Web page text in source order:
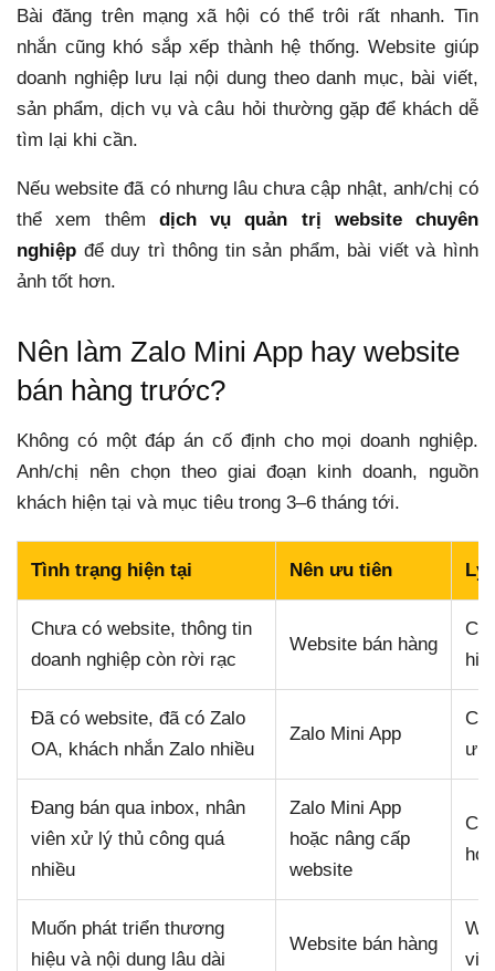
Bài đăng trên mạng xã hội có thể trôi rất nhanh. Tin
nhắn cũng khó sắp xếp thành hệ thống. Website giúp
doanh nghiệp lưu lại nội dung theo danh mục, bài viết,
sản phẩm, dịch vụ và câu hỏi thường gặp để khách dễ
tìm lại khi cần.
Nếu website đã có nhưng lâu chưa cập nhật, anh/chị có
thể xem thêm dịch vụ quản trị website chuyên
nghiệp để duy trì thông tin sản phẩm, bài viết và hình
ảnh tốt hơn.
Nên làm Zalo Mini App hay website
bán hàng trước?
Không có một đáp án cố định cho mọi doanh nghiệp.
Anh/chị nên chọn theo giai đoạn kinh doanh, nguồn
khách hiện tại và mục tiêu trong 3–6 tháng tới.
Tình trạng hiện tại Nên ưu tiên Lý
Chưa có website, thông tin
doanh nghiệp còn rời rạc
Website bán hàng
Đã có website, đã có Zalo
OA, khách nhắn Zalo nhiều
Zalo Mini App
Có
ưu
Đang bán qua inbox, nhân
viên xử lý thủ công quá
nhiều
Zalo Mini App
hoặc nâng cấp
website
Muốn phát triển thương
hiệu và nội dung lâu dài
Website bán hàng